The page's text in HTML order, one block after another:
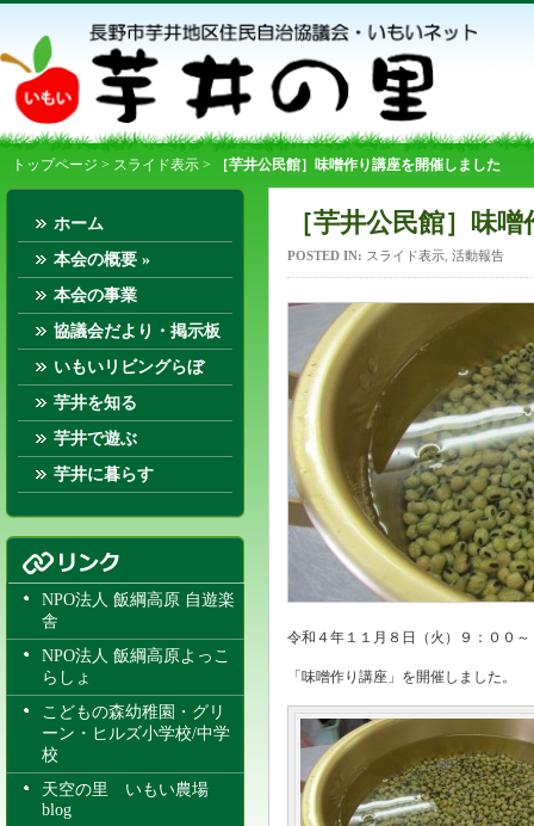
トップページ > スライド表示 > ［芋井公民館］味噌作り講座を開催しました
ホーム
本会の概要 »
本会の事業
協議会だより・掲示板
いもいリビングらぼ
芋井を知る
芋井で遊ぶ
芋井に暮らす
NPO法人 飯綱高原 自遊楽
舎
NPO法人 飯綱高原よっこ
らしょ
こどもの森幼稚園・グリ
ーン・ヒルズ小学校/中学
校
天空の里 いもい農場
blog
［芋井公民館］味
POSTED IN: スライド表示 活動報告
令和４年１１月８日（火）９：００
「味噌作り講座」を開催しました。